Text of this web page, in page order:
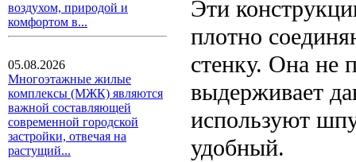
воздухом, природой и
комфортом в...
05.08.2026
Многоэтажные жилые
комплексы (МЖК) являются
важной составляющей
современной городской
застройки, отвечая на
растущий...
Эти
плотно
стенку. Она не
выдерживает
используют
удобный.